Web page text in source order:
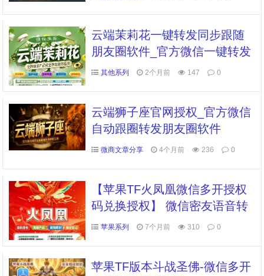
云端茉莉花一键转发同步跟随
朋友圈软件_官方微信一键转发
其他系列 2个月前 147 0
云端狮子座官网授权_官方微信
自动跟圈转发朋友圈软件
微商文章分享 4个月前 236 0
【苹果TF火凤凰微信多开授权
码兑换授权】 微信密友语音转
发虚拟定位全球穿越朋友圈转
苹果系列 7个月前 310 0
苹果TF版本斗战圣佛-微信多开